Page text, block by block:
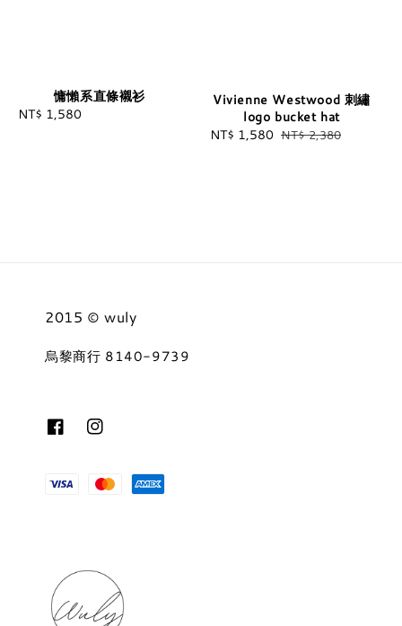
慵懶系直條襯衫
Regular
NT$ 1,580
Vivienne Westwood 刺繡
logo bucket hat
Sale
NT$ 1,580 Regular
NT$ 2,380
2015 © wuly
烏黎商行 8140-9739